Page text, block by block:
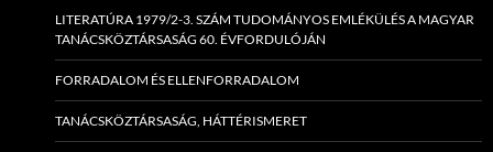
LITERATÚRA 1979/2-3. SZÁM TUDOMÁNYOS EMLÉKÜLÉS A MAGYAR
TANÁCSKÖZTÁRSASÁG 60. ÉVFORDULÓJÁN
FORRADALOM ÉS ELLENFORRADALOM
TANÁCSKÖZTÁRSASÁG, HÁTTÉRISMERET